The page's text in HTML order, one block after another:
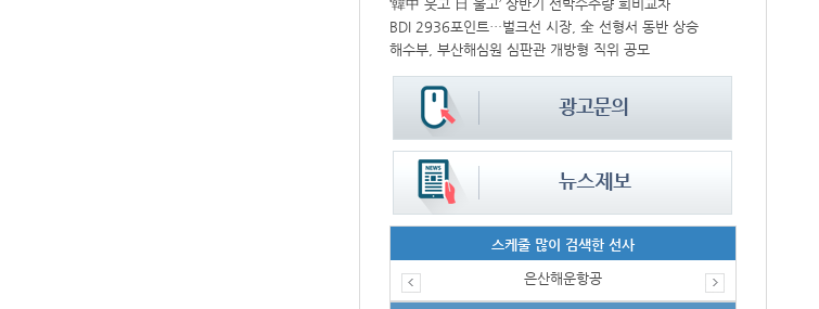
‘韓中 웃고 日 울고’ 상반기 선박수주량 희비교차
BDI 2936포인트…벌크선 시장, 全 선형서 동반 상승
해수부, 부산해심원 심판관 개방형 직위 공모
스케줄 많이 검색한 선사
은산해운항공